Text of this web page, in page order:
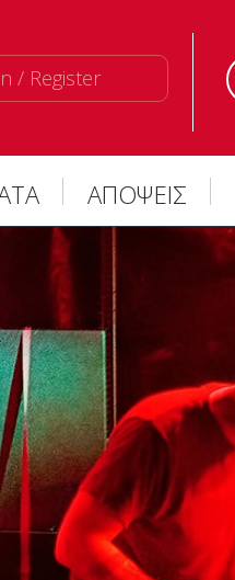
/ Register
ΑΠΟΨΕΙΣ